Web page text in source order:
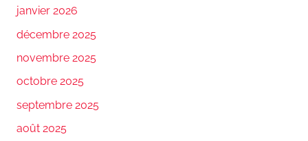
janvier 2026
décembre 2025
novembre 2025
octobre 2025
septembre 2025
août 2025